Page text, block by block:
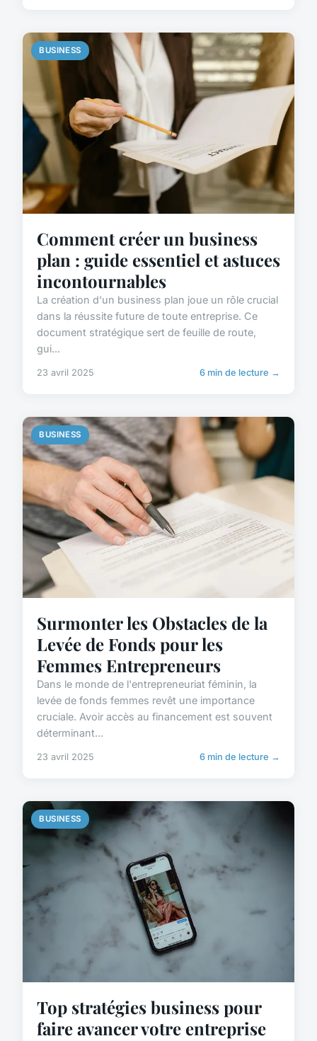
BUSINESS
Comment créer un business
plan : guide essentiel et astuces
incontournables
La création d'un business plan joue un rôle crucial
dans la réussite future de toute entreprise. Ce
document stratégique sert de feuille de route,
gui...
23 avril 2025 6 min de lecture →
BUSINESS
Surmonter les Obstacles de la
Levée de Fonds pour les
Femmes Entrepreneurs
Dans le monde de l'entrepreneuriat féminin, la
levée de fonds femmes revêt une importance
cruciale. Avoir accès au financement est souvent
déterminant...
23 avril 2025 6 min de lecture →
BUSINESS
Top stratégies business pour
faire avancer votre entreprise